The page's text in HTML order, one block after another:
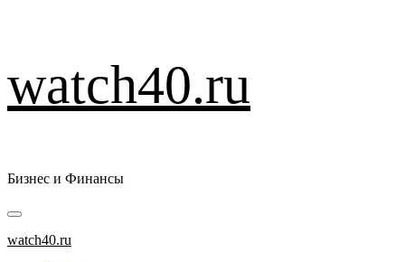
к
содержимому
watch40.ru
Бизнес и Финансы
Основное
меню
watch40.ru